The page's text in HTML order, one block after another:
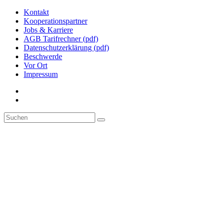
Kontakt
Kooperationspartner
Jobs & Karriere
AGB Tarifrechner (pdf)
Datenschutzerklärung (pdf)
Beschwerde
Vor Ort
Impressum